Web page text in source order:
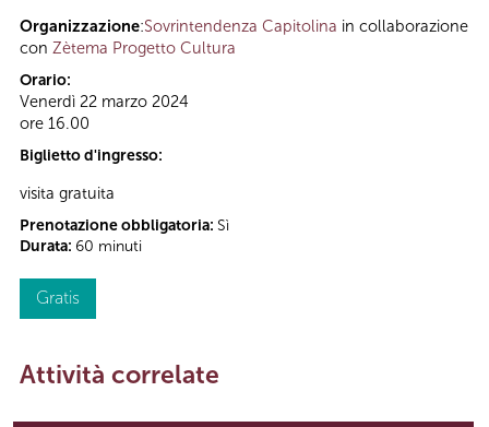
Organizzazione:Sovrintendenza Capitolina in collaborazione
con Zètema Progetto Cultura
Orario:
Venerdì 22 marzo 2024
ore 16.00
Biglietto d'ingresso:
visita gratuita
Prenotazione obbligatoria: Sì
Durata: 60 minuti
Gratis
Attività correlate